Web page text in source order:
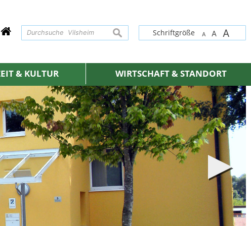
Schriftgröße A A A
suchen
& KULTUR WIRTSCHAFT & STANDORT